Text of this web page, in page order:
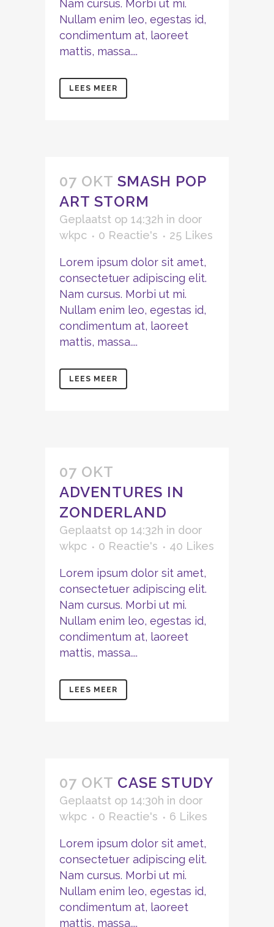
Nam cursus. Morbi ut mi.
Nullam enim leo, egestas id,
condimentum at, laoreet
mattis, massa....
LEES MEER
07 OKT SMASH POP
ART STORM
Geplaatst op 14:32h in door
wkpc
0 Reactie's 25 Likes
Lorem ipsum dolor sit amet,
consectetuer adipiscing elit.
Nam cursus. Morbi ut mi.
Nullam enim leo, egestas id,
condimentum at, laoreet
mattis, massa....
LEES MEER
07 OKT
ADVENTURES IN
ZONDERLAND
Geplaatst op 14:32h in door
wkpc
0 Reactie's 40 Likes
Lorem ipsum dolor sit amet,
consectetuer adipiscing elit.
Nam cursus. Morbi ut mi.
Nullam enim leo, egestas id,
condimentum at, laoreet
mattis, massa....
LEES MEER
07 OKT CASE STUDY
Geplaatst op 14:30h in door
wkpc
0 Reactie's 6 Likes
Lorem ipsum dolor sit amet,
consectetuer adipiscing elit.
Nam cursus. Morbi ut mi.
Nullam enim leo, egestas id,
condimentum at, laoreet
mattis, massa....